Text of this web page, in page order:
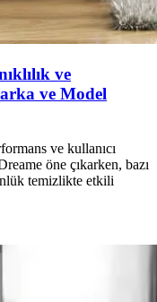
ve
ve Model
ve kullanıcı
öne çıkarken, bazı
temizlikte etkili